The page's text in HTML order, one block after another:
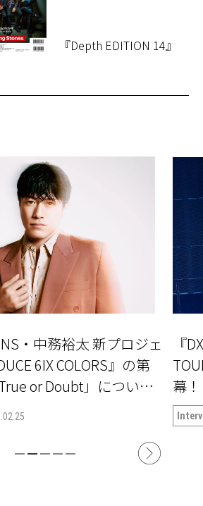
『Depth EDITION 14』
・中務裕太 新プロジェ
6IX COLORS』の第
or Doubt」について
『